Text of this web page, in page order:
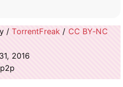
/TorrentFreak / CC BY-NC
2016